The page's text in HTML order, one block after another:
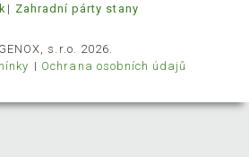
Zahradní párty stany
s.r.o. 2026.
Ochrana osobních údajů